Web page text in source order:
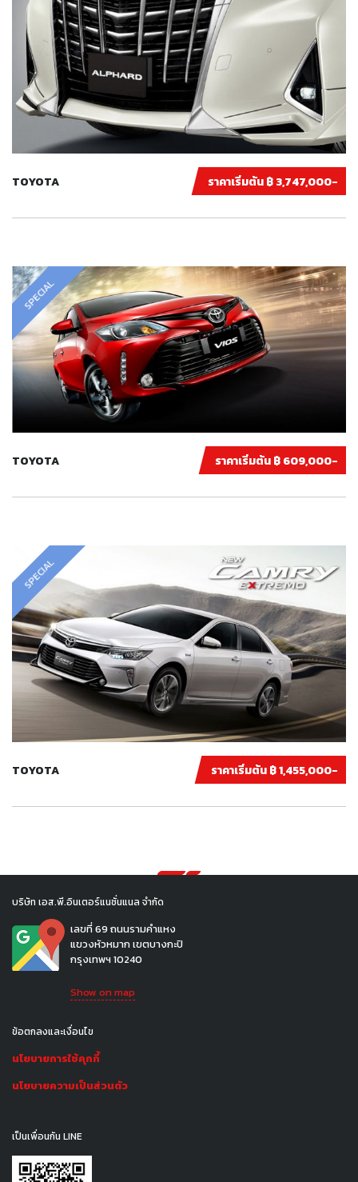
ราคาเริ่มต้น ฿ 3,747,000-
TOYOTA
SPECIAL
ราคาเริ่มต้น ฿ 609,000-
TOYOTA
SPECIAL
ราคาเริ่มต้น ฿ 1,455,000-
TOYOTA
บริษัท เอส.พี.อินเตอร์แนชั่นแนล จำกัด
เลขที่ 69 ถนนรามคำแหง
แขวงหัวหมาก เขตบางกะปิ
กรุงเทพฯ 10240
Show on map
ข้อตกลงและเงื่อนไข
นโยบายการใช้คุกกี้
นโยบายความเป็นส่วนตัว
เป็นเพื่อนกัน LINE